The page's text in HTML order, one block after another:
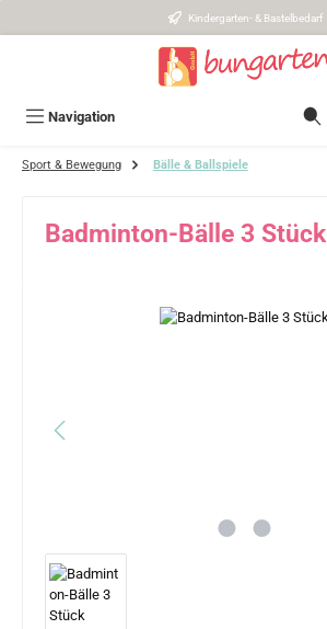
Kindergarten- & Bastelbedarf
Navigation
Sport & Bewegung Bälle & Ballspiele
Badminton-Bälle 3 Stück
Bildergalerie überspringen